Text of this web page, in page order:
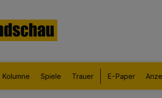
Kolumne Spiele Trauer E-Paper